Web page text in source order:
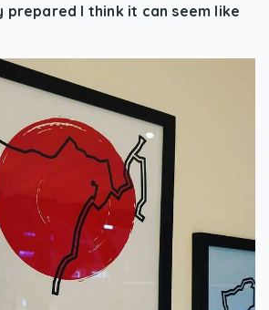
prepared I think it can seem like